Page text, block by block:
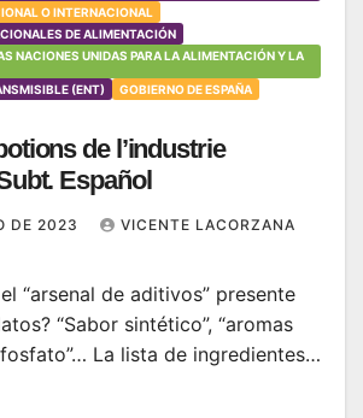
O INTERNACIONAL
DE ALIMENTACIÓN
NACIONES UNIDAS PARA LA ALIMENTACIÓN Y LA
(ENT)
GOBIERNO DE ESPAÑA
de l’industrie
Español
DE 2023
VICENTE LACORZANA
“arsenal de aditivos” presente
“Sabor sintético”, “aromas
La lista de ingredientes…